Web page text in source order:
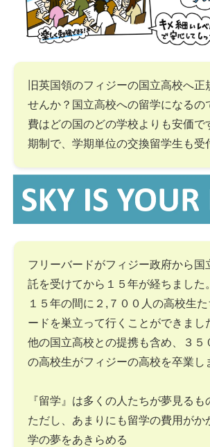
旧英国領のフィジーの国立高校へ正
せんか？国立高校への留学になるの
費はどの国のどの学校よりも安価で
期制で、学期単位の交換留学生も受
フリーバードがフィジー政府から国
託を受けてから１５年が経ちました。
１５年の間に２,７００人の高校生
ードを巣立って行くことができまし
他の国立高校との提携も含め、３５
の高校生がフィジーの高校を卒業し
『留学』は多くの人たちが夢見るも
ただし、あまりにも留学の費用がか
学の夢をあきらめる